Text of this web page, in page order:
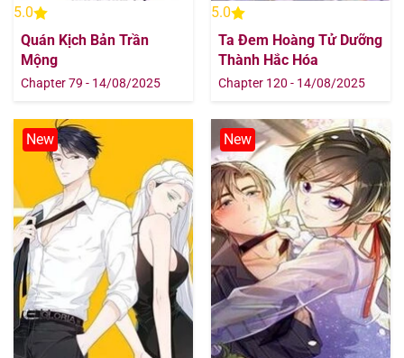
5.0
Quán Kịch Bản Trần
Mộng
Chapter 79 - 14/08/2025
5.0
Ta Đem Hoàng Tử Dưỡng
Thành Hắc Hóa
Chapter 120 - 14/08/2025
New New